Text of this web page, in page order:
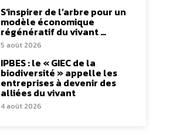
S’inspirer de l’arbre pour un
modèle économique
régénératif du vivant …
5 août 2026
IPBES : le « GIEC de la
biodiversité » appelle les
entreprises à devenir des
alliées du vivant
4 août 2026